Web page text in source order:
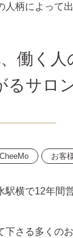
人柄によって
働く人
るサロ
CheeMo お客
駅横で12年間
下さる多くの